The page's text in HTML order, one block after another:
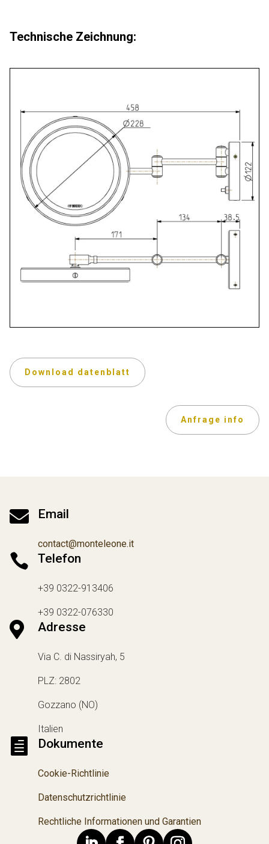
Technische Zeichnung:
Download datenblatt
Anfrage info
 Email
contact@monteleone.it
 Telefon
+39 0322-913406
+39 0322-076330
 Adresse
Via C. di Nassiryah, 5
PLZ: 2802
Gozzano (NO)
Italien
 Dokumente
Cookie-Richtlinie
Datenschutzrichtlinie
Rechtliche Informationen und Garantien